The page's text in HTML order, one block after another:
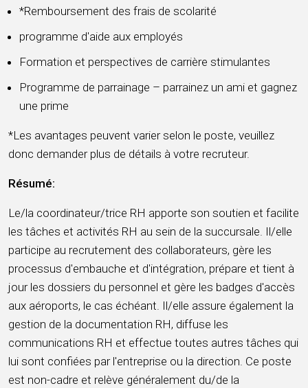
*Remboursement des frais de scolarité
programme d'aide aux employés
Formation et perspectives de carrière stimulantes
Programme de parrainage – parrainez un ami et gagnez
une prime
*Les avantages peuvent varier selon le poste, veuillez
donc demander plus de détails à votre recruteur.
Résumé:
Le/la coordinateur/trice RH apporte son soutien et facilite
les tâches et activités RH au sein de la succursale. Il/elle
participe au recrutement des collaborateurs, gère les
processus d'embauche et d'intégration, prépare et tient à
jour les dossiers du personnel et gère les badges d'accès
aux aéroports, le cas échéant. Il/elle assure également la
gestion de la documentation RH, diffuse les
communications RH et effectue toutes autres tâches qui
lui sont confiées par l'entreprise ou la direction. Ce poste
est non-cadre et relève généralement du/de la